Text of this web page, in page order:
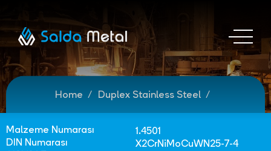
Home Duplex Stainless Steel
Malzeme Numarası
1.4501
DIN Numarası
X2CrNiMoCuWN25-7-4